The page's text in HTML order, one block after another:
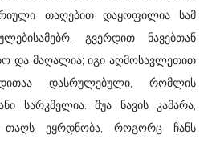
თაღებით დაყოფილია სამ
გვერდით ნავებთან
და მაღალია; იგი აღმოსავლეთით
დასრულებული, რომლის
სარკმელია. შუა ნავის კამარა,
ეყრდნობა, როგორც ჩანს